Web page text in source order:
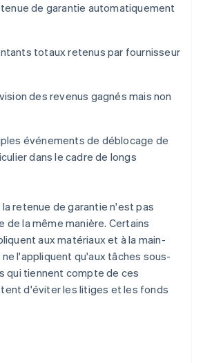
de garantie automatiquement
totaux retenus par fournisseur
des revenus gagnés mais non
événements de déblocage de
dans le cadre de longs
retenue de garantie n'est pas
de la même manière. Certains
aux matériaux et à la main-
l'appliquent qu'aux tâches sous-
qui tiennent compte de ces
d'éviter les litiges et les fonds